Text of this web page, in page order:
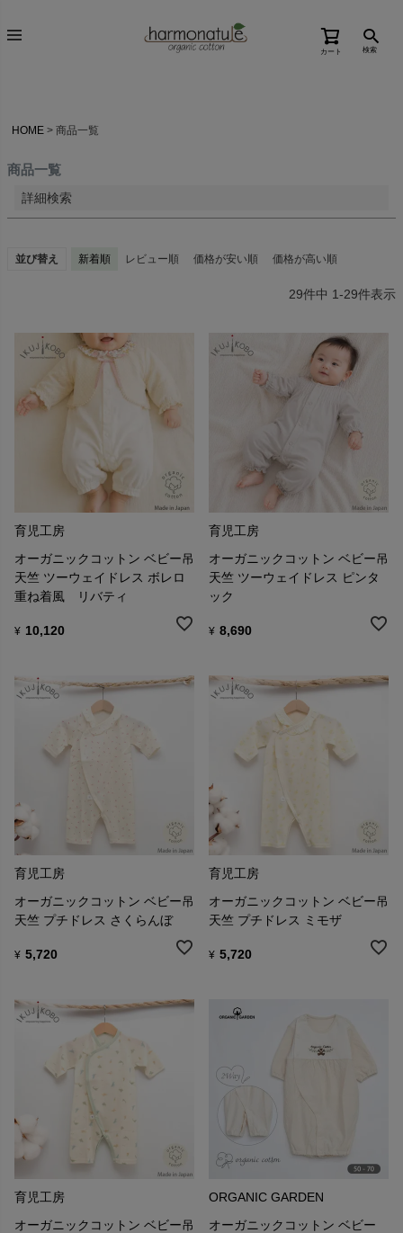
カート 検索
HOME 商品一覧
商品一覧
詳細検索
並び替え 新着順 レビュー順 価格が安い順 価格が高い順
29件中 1-29件表示
育児工房
オーガニックコットン ベビー吊
天竺 ツーウェイドレス ボレロ
重ね着風 リバティ
¥ 10,120
育児工房
オーガニックコットン ベビー吊
天竺 ツーウェイドレス ピンタ
ック
¥ 8,690
育児工房
オーガニックコットン ベビー吊
天竺 プチドレス さくらんぼ
¥ 5,720
育児工房
オーガニックコットン ベビー吊
天竺 プチドレス ミモザ
¥ 5,720
育児工房
オーガニックコットン ベビー吊
ORGANIC GARDEN
オーガニックコットン ベビー